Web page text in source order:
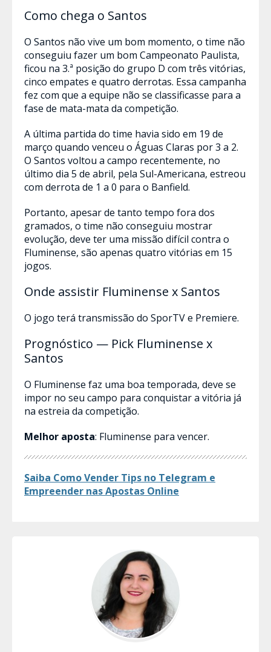
Como chega o Santos
O Santos não vive um bom momento, o time não
conseguiu fazer um bom Campeonato Paulista,
ficou na 3.ª posição do grupo D com três vitórias,
cinco empates e quatro derrotas. Essa campanha
fez com que a equipe não se classificasse para a
fase de mata-mata da competição.
A última partida do time havia sido em 19 de
março quando venceu o Águas Claras por 3 a 2.
O Santos voltou a campo recentemente, no
último dia 5 de abril, pela Sul-Americana, estreou
com derrota de 1 a 0 para o Banfield.
Portanto, apesar de tanto tempo fora dos
gramados, o time não conseguiu mostrar
evolução, deve ter uma missão difícil contra o
Fluminense, são apenas quatro vitórias em 15
jogos.
Onde assistir Fluminense x Santos
O jogo terá transmissão do SporTV e Premiere.
Prognóstico — Pick Fluminense x
Santos
O Fluminense faz uma boa temporada, deve se
impor no seu campo para conquistar a vitória já
na estreia da competição.
Melhor aposta: Fluminense para vencer.
Saiba Como Vender Tips no Telegram e
Empreender nas Apostas​ Online